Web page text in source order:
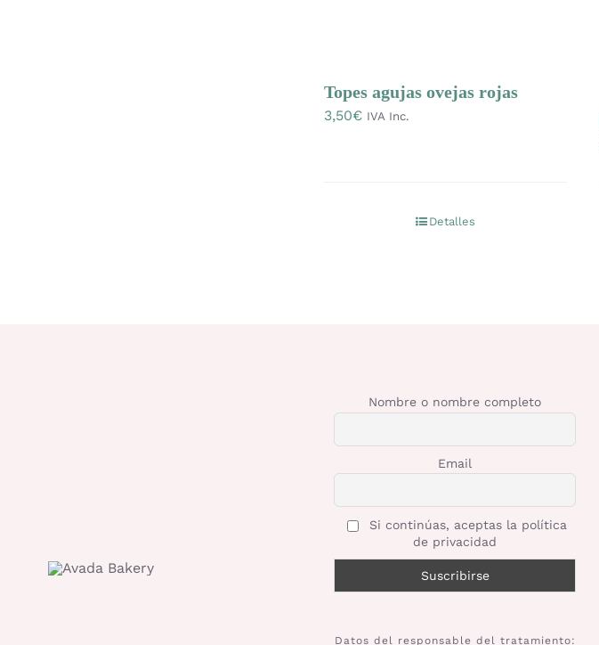
Topes agujas ovejas rojas
3,50€ IVA Inc.
Detalles
Nombre o nombre completo
Email
Si continúas, aceptas la política
de privacidad
Datos del responsable del tratamiento: